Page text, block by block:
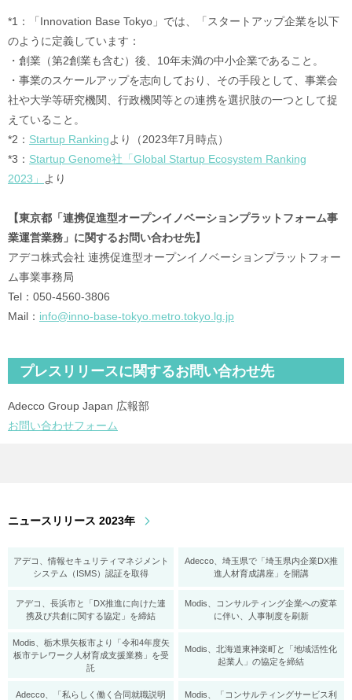
*1：「Innovation Base Tokyo」では、「スタートアップ企業を以下
のように定義しています：
・創業（第2創業も含む）後、10年未満の中小企業であること。
・事業のスケールアップを志向しており、その手段として、事業会
社や大学等研究機関、行政機関等との連携を選択肢の一つとして捉
えていること。
*2： Startup Rankingより（2023年7月時点）
*3： Startup Genome社「Global Startup Ecosystem Ranking
2023」
より
【東京都「連携促進型オープンイノベーションプラットフォーム事
業運営業務」に関するお問い合わせ先】
アデコ株式会社 連携促進型オープンイノベーションプラットフォー
ム事業事務局
Tel：050-4560-3806
Mail： info@inno-base-tokyo.metro.tokyo.lg.jp
プレスリリースに関するお問い合わせ先
Adecco Group Japan 広報部
お問い合わせフォーム
ニュースリリース 2023年
アデコ、情報セキュリティマネジメント
システム（ISMS）認証を取得
Adecco、埼玉県で「埼玉県内企業DX推
進人材育成講座」を開講
アデコ、長浜市と「DX推進に向けた連
携及び共創に関する協定」を締結
Modis、コンサルティング企業への変革
に伴い、人事制度を刷新
Modis、栃木県矢板市より「令和4年度矢
板市テレワーク人材育成支援業務」を受
託
Modis、北海道東神楽町と「地域活性化
起業人」の協定を締結
Adecco、「私らしく働く合同就職説明 Modis、「コンサルティングサービス利